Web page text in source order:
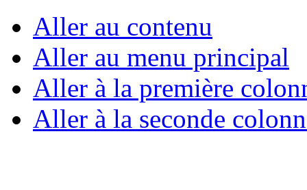
Aller au contenu
Aller au menu principal
Aller à la première
Aller à la seconde